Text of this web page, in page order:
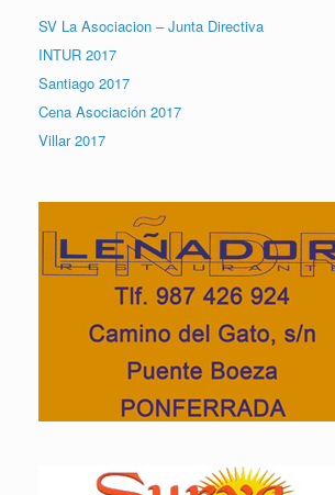
SV La Asociacion – Junta Directiva
INTUR 2017
Santiago 2017
Cena Asociación 2017
Villar 2017